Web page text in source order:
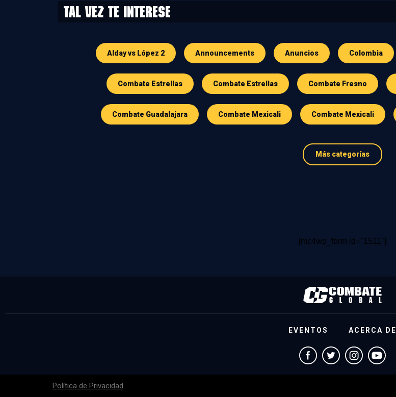
Tal vez te interese
Alday vs López 2 Announcements Anuncios Colombia
Combate Estrellas Combate Estrellas Combate Fresno
Combate Guadalajara Combate Mexicali Combate Mexicali
Más categorías
[mc4wp_form id="1511"]
EVENTOS ACERCA DE
Política de Privacidad